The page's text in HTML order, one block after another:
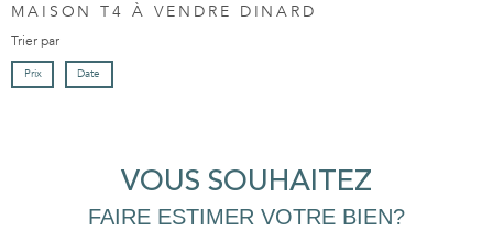
MAISON T4 À VENDRE DINARD
Trier par
Prix Date
VOUS SOUHAITEZ
FAIRE ESTIMER VOTRE BIEN?